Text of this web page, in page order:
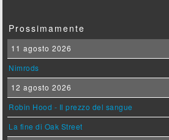
Prossimamente
11 agosto 2026
Nimrods
12 agosto 2026
Robin Hood - Il prezzo del sangue
La fine di Oak Street